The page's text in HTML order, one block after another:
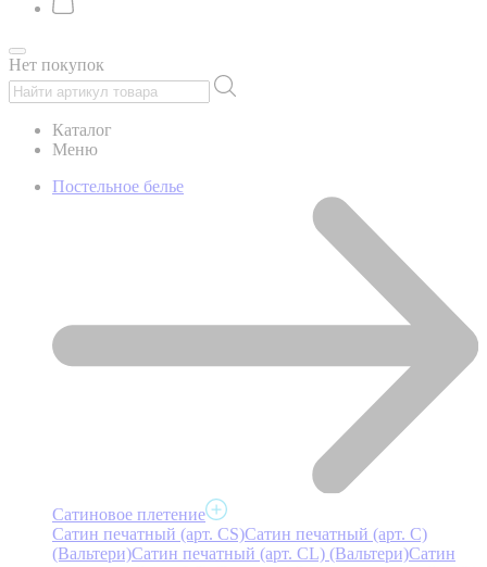
Нет покупок
Каталог
Меню
Постельное белье
Сатиновое плетение
Сатин печатный (арт. СS)Сатин печатный (арт. С)
(Вальтери)Сатин печатный (арт. СL) (Вальтери)Сатин